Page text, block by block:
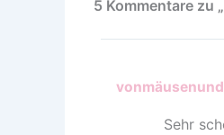
5 Kommentare zu
Sehr